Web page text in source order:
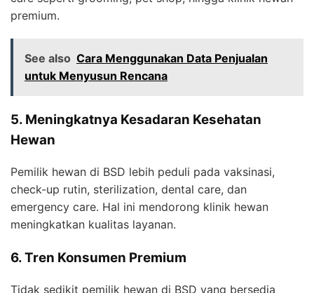
premium.
See also Cara Menggunakan Data Penjualan
untuk Menyusun Rencana
5. Meningkatnya Kesadaran Kesehatan
Hewan
Pemilik hewan di BSD lebih peduli pada vaksinasi,
check-up rutin, sterilization, dental care, dan
emergency care. Hal ini mendorong klinik hewan
meningkatkan kualitas layanan.
6. Tren Konsumen Premium
Tidak sedikit pemilik hewan di BSD yang bersedia